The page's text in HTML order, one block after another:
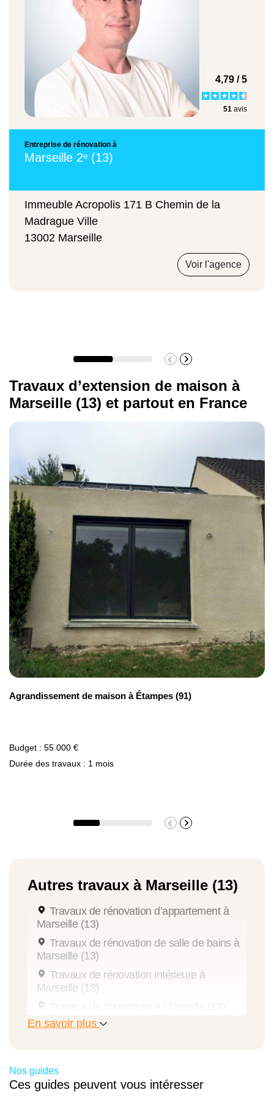
nécessitent un entretien poussé.
Il faut compter en moyenne
3200 €/m² avec finitions et isolation, et
environ
2 000 €/m²en moyenne en
installation brute.
4,79 / 5
51 avis
Entreprise de rénovation à
Marseille 2ᵉ (13)
Immeuble Acropolis 171 B Chemin de la
Madrague Ville
13002 Marseille
Voir l'agence
Travaux d’extension de maison à
Marseille (13) et partout en France
Agrandissement de maison à Étampes (91)
Budget : 55 000 €
Durée des travaux : 1 mois
Autres travaux à Marseille (13)
Travaux de rénovation d’appartement à
Marseille (13)
Travaux de rénovation de salle de bains à
Marseille (13)
Travaux de rénovation intérieure à
Marseille (13)
Travaux de peinture à Marseille (13)
Marseille (13)
Aide à la rénovation énergétique à
En savoir plus
Nos guides
Ces guides peuvent vous intéresser